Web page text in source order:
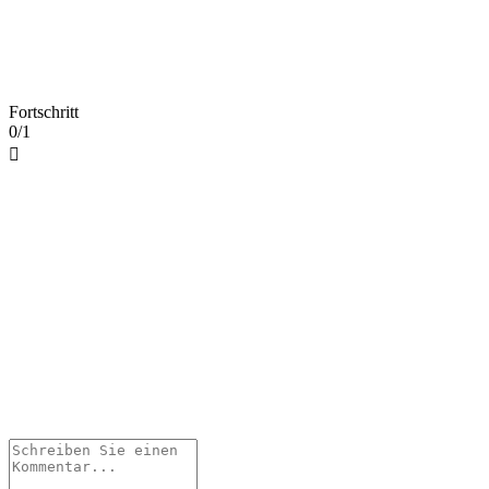
Fortschritt
0/1
